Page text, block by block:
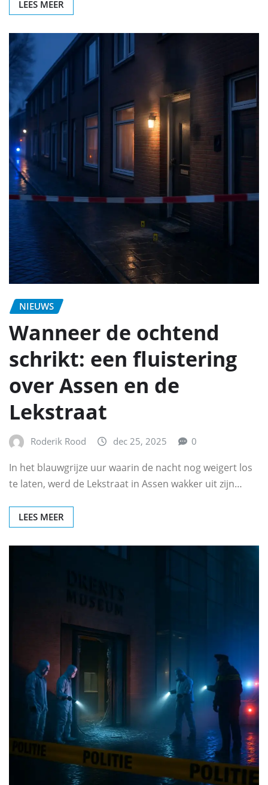
LEES MEER
NIEUWS
Wanneer de ochtend
schrikt: een fluistering
over Assen en de
Lekstraat
Roderik Rood dec 25, 2025 0
In het blauwgrijze uur waarin de nacht nog weigert los
te laten, werd de Lekstraat in Assen wakker uit zijn…
LEES MEER